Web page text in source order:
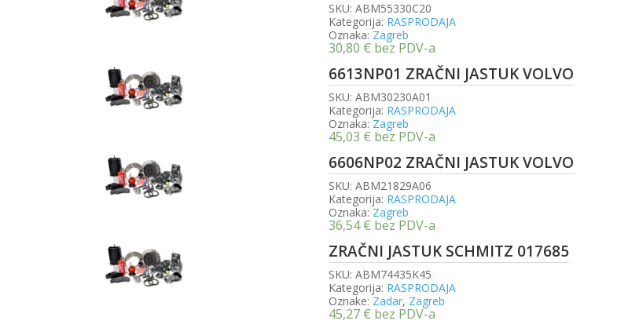
SKU: ABM55330C20
Kategorija: RASPRODAJA
Oznaka: Zagreb
30,80 € bez PDV-a
6613NP01 ZRAČNI JASTUK VOLVO
SKU: ABM30230A01
Kategorija: RASPRODAJA
Oznaka: Zagreb
45,03 € bez PDV-a
6606NP02 ZRAČNI JASTUK VOLVO
SKU: ABM21829A06
Kategorija: RASPRODAJA
Oznaka: Zagreb
36,54€ bez PDV-a
ZRAČNI JASTUK SCHMITZ 017685
SKU: ABM74435K45
Kategorija: RASPRODAJA
Oznake: Zadar, Zagreb
45,27 € bez PDV-a